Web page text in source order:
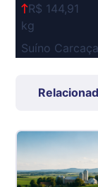
R$ 144,91
kg
Suíno
SP
R$ 5,08
kg